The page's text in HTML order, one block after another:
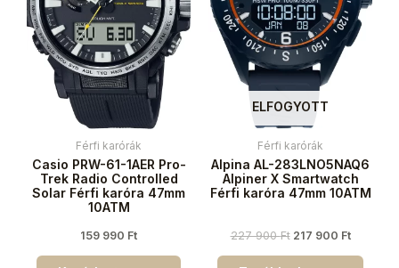
Férfi karórák
Casio PRW-61-1AER Pro-
Trek Radio Controlled
Solar Férfi karóra 47mm
10ATM
159 990 Ft
ELFOGYOTT
Férfi karórák
Alpina AL-283LNO5NAQ6
Alpiner X Smartwatch
Férfi karóra 47mm 10ATM
227 900Ft 217 900 Ft